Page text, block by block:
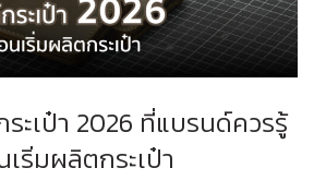
ะเป๋า 2026 ที่แบรนด์ควรรู้
ริ่มผลิตกระเป๋า